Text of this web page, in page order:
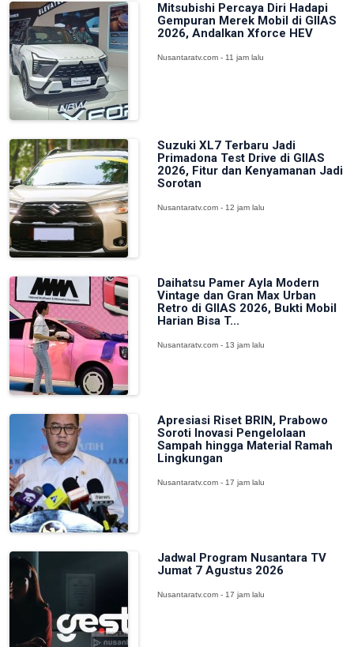
Mitsubishi Percaya Diri Hadapi
Gempuran Merek Mobil di GIIAS
2026, Andalkan Xforce HEV
Nusantaratv.com - 11 jam lalu
Suzuki XL7 Terbaru Jadi
Primadona Test Drive di GIIAS
2026, Fitur dan Kenyamanan Jadi
Sorotan
Nusantaratv.com - 12 jam lalu
Daihatsu Pamer Ayla Modern
Vintage dan Gran Max Urban
Retro di GIIAS 2026, Bukti Mobil
Harian Bisa T...
Nusantaratv.com - 13 jam lalu
Apresiasi Riset BRIN, Prabowo
Soroti Inovasi Pengelolaan
Sampah hingga Material Ramah
Lingkungan
Nusantaratv.com - 17 jam lalu
Jadwal Program Nusantara TV
Jumat 7 Agustus 2026
Nusantaratv.com - 17 jam lalu